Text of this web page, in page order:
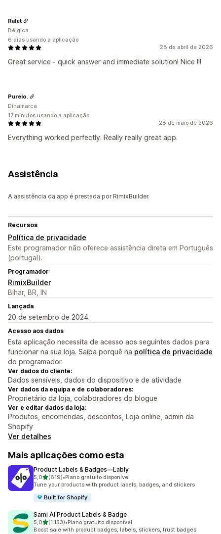
28 de abril de 2026
Great service - quick answer and immediate solution! Nice !!!
Ralet
Bélgica
6 dias usando a aplicação
28 de maio de 2026
Everything worked perfectly. Really really great app.
Purelo.
Dinamarca
17 minutos usando a aplicação
Assistência
A assistência da app é prestada por RimixBuilder.
Recursos
Política de privacidade
Este programador não oferece assistência direta em Português
(portugal).
Programador
RimixBuilder
Bihar, BR, IN
Lançada
20 de setembro de 2024
Acesso aos dados
Esta aplicação necessita de acesso aos seguintes dados para
funcionar na sua loja. Saiba porquê na política de privacidade
do programador.
Ver dados do cliente:
Dados sensíveis, dados do dispositivo e de atividade
Ver dados da equipa e de colaboradores:
Proprietário da loja, colaboradores do blogue
Ver e editar dados da loja:
Produtos, encomendas, descontos, Loja online, admin da
Shopify
Ver detalhes
Mais aplicações como esta
Product Labels & Badges—Lably
5,0de 5 estrelas
(619)
619 total de avaliações
•Plano gratuito disponível
Tune your products with product labels, badges, and stickers
Built for Shopify
Sami AI Product Labels & Badge
5,0de 5 estrelas
(1.153)
1153 total de avaliações
•Plano gratuito disponível
Boost sale with product badges, labels, stickers, trust badges